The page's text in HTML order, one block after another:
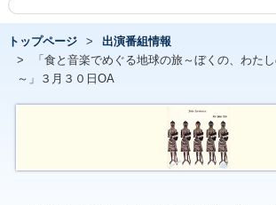
トップページ
出演番組情報
「食と音楽でめぐる地球の旅～ぼくの、わた
～」３月３０日OA